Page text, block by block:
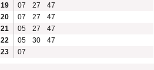
19
07 27
47
20
07 27
47
21
05 27
47
22
05 30
47
23
07